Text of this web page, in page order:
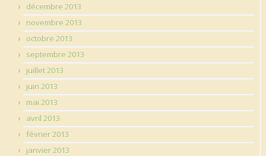
décembre 2013
novembre 2013
octobre 2013
septembre 2013
juillet 2013
juin 2013
mai 2013
avril 2013
février 2013
janvier 2013